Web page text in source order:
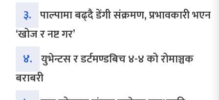
३. पाल्पामा बढ्दै डेंगी संक्रमण, प्रभावकारी भएन
‘खोज र नष्ट गर’
४. युभेन्टस र डर्टमण्डबिच ४-४ को रोमाञ्चक
बराबरी